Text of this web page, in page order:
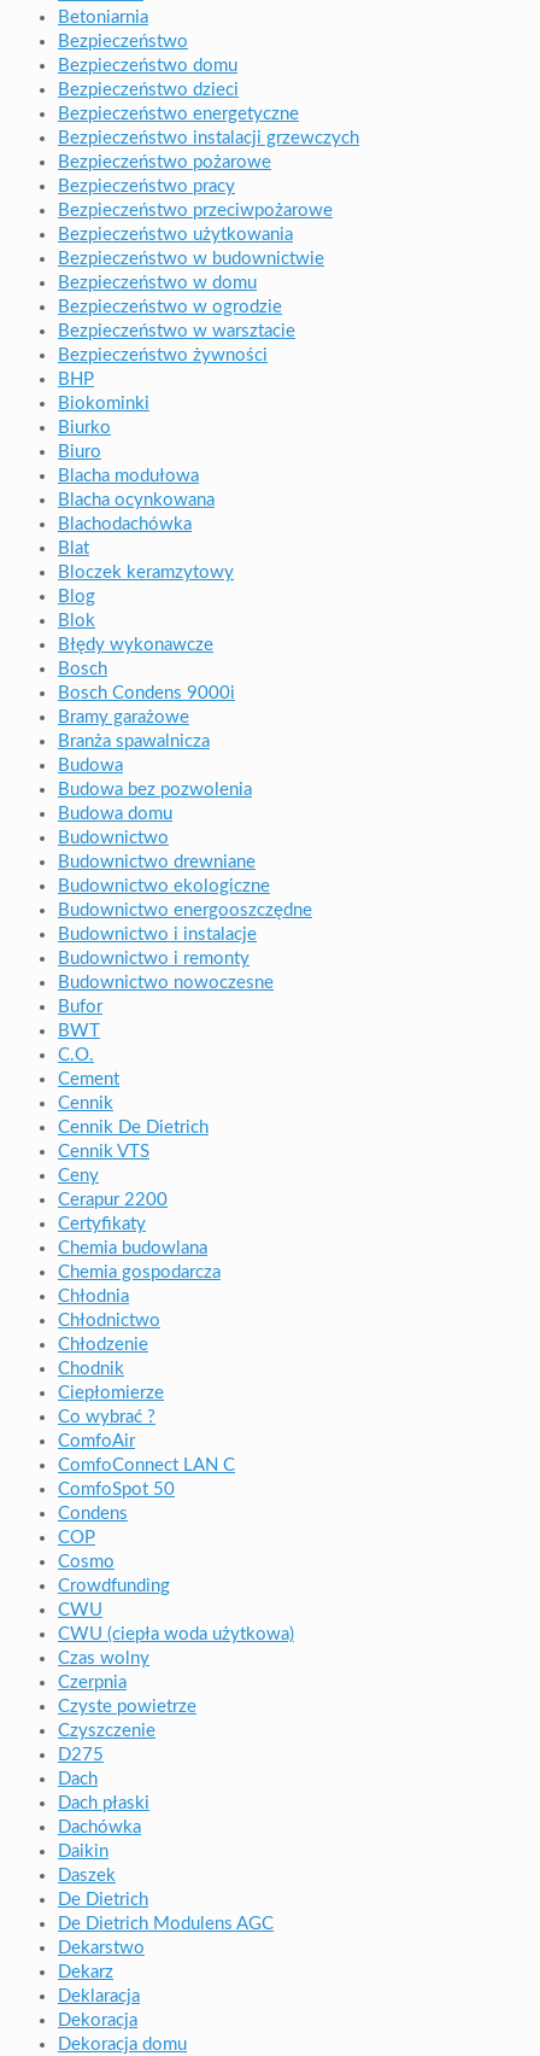
Betoniarnia
Bezpieczeństwo
Bezpieczeństwo domu
Bezpieczeństwo dzieci
Bezpieczeństwo energetyczne
Bezpieczeństwo instalacji grzewczych
Bezpieczeństwo pożarowe
Bezpieczeństwo pracy
Bezpieczeństwo przeciwpożarowe
Bezpieczeństwo użytkowania
Bezpieczeństwo w budownictwie
Bezpieczeństwo w domu
Bezpieczeństwo w ogrodzie
Bezpieczeństwo w warsztacie
Bezpieczeństwo żywności
BHP
Biokominki
Biurko
Biuro
Blacha modułowa
Blacha ocynkowana
Blachodachówka
Blat
Bloczek keramzytowy
Blog
Blok
Błędy wykonawcze
Bosch
Bosch Condens 9000i
Bramy garażowe
Branża spawalnicza
Budowa
Budowa bez pozwolenia
Budowa domu
Budownictwo
Budownictwo drewniane
Budownictwo ekologiczne
Budownictwo energooszczędne
Budownictwo i instalacje
Budownictwo i remonty
Budownictwo nowoczesne
Bufor
BWT
C.O.
Cement
Cennik
Cennik De Dietrich
Cennik VTS
Ceny
Cerapur 2200
Certyfikaty
Chemia budowlana
Chemia gospodarcza
Chłodnia
Chłodnictwo
Chłodzenie
Chodnik
Ciepłomierze
Co wybrać ?
ComfoAir
ComfoConnect LAN C
ComfoSpot 50
Condens
COP
Cosmo
Crowdfunding
CWU
CWU (ciepła woda użytkowa)
Czas wolny
Czerpnia
Czyste powietrze
Czyszczenie
D275
Dach
Dach płaski
Dachówka
Daikin
Daszek
De Dietrich
De Dietrich Modulens AGC
Dekarstwo
Dekarz
Deklaracja
Dekoracja
Dekoracja domu